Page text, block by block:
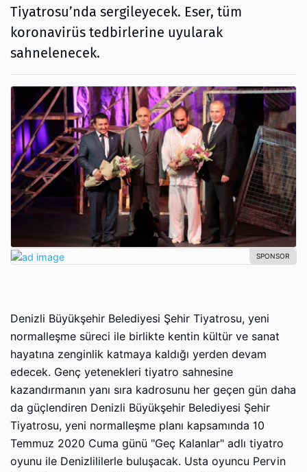
Tiyatrosu’nda sergileyecek. Eser, tüm
koronavirüs tedbirlerine uyularak
sahnelenecek.
Denizli Büyükşehir Belediyesi Şehir Tiyatrosu, yeni
normalleşme süreci ile birlikte kentin kültür ve sanat
hayatına zenginlik katmaya kaldığı yerden devam
edecek. Genç yetenekleri tiyatro sahnesine
kazandırmanın yanı sıra kadrosunu her geçen gün daha
da güçlendiren Denizli Büyükşehir Belediyesi Şehir
Tiyatrosu, yeni normalleşme planı kapsamında 10
Temmuz 2020 Cuma günü "Geç Kalanlar" adlı tiyatro
oyunu ile Denizlililerle buluşacak. Usta oyuncu Pervin